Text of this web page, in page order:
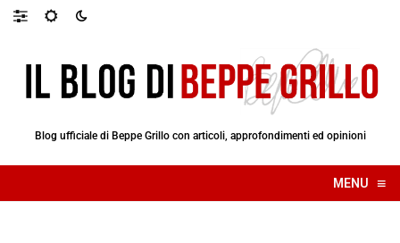
Blog ufficiale di Beppe Grillo con articoli, approfondimenti ed opinioni
MENU ≡
☰